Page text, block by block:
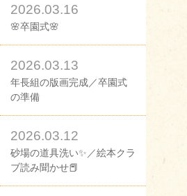
2026.03.16
🌸卒園式🌸
2026.03.13
年長組の版画完成／卒園式
の準備
2026.03.12
砂場の道具洗い✨／絵本クラ
ブ読み聞かせ📕